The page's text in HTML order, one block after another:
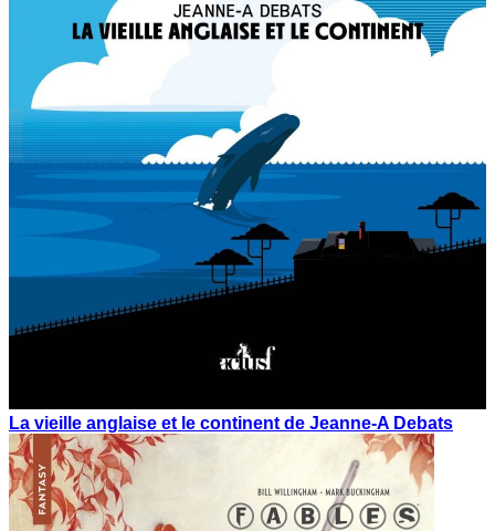
La vieille anglaise et le continent de Jeanne-A Debats